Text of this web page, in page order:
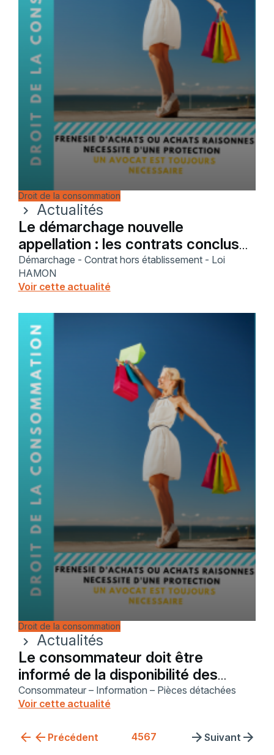
Droit de la consommation
chevron_right
Actualités
Le démarchage nouvelle
appellation : les contrats conclus
hors établissement
Démarchage - Contrat hors établissement - Loi
HAMON
Voir cette actualité
Droit de la consommation
chevron_right
Actualités
Le consommateur doit être
informé de la disponibilité des
pièces détachées.
Consommateur – Information – Pièces détachées
Voir cette actualité
Précédent 4567 Suivant